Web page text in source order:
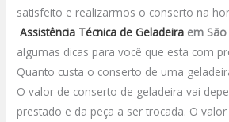
satisfeito e realizarmos o conserto na
Assistência Técnica de Geladeira em
algumas dicas para você que esta com
Quanto custa o conserto de uma
O valor de conserto de geladeira vai
prestado e da peça a ser trocada. O